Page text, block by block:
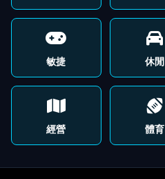
敏捷 休閒
經營 體育